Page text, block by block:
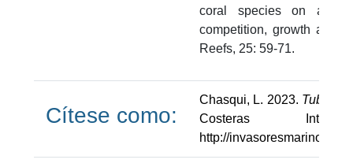
coral species on
competition, growth and
Reefs, 25: 59-71.
Cítese como:
Chasqui, L. 2023.
Costeras
http://